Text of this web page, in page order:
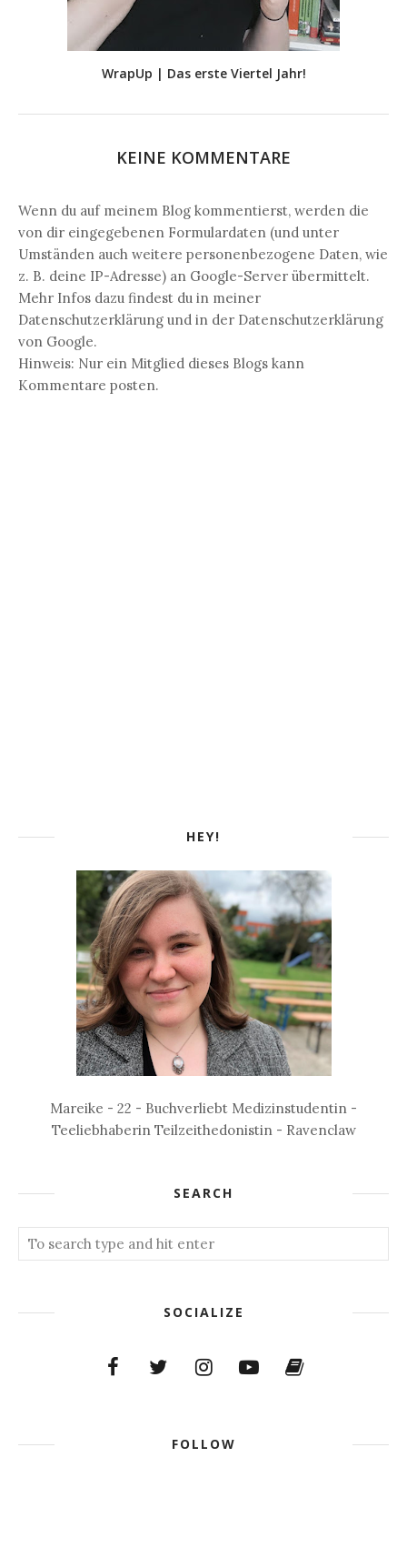
WrapUp | Das erste Viertel Jahr!
KEINE KOMMENTARE
Wenn du auf meinem Blog kommentierst, werden die
von dir eingegebenen Formulardaten (und unter
Umständen auch weitere personenbezogene Daten, wie
z. B. deine IP-Adresse) an Google-Server übermittelt.
Mehr Infos dazu findest du in meiner
Datenschutzerklärung und in der Datenschutzerklärung
von Google.
Hinweis: Nur ein Mitglied dieses Blogs kann
Kommentare posten.
HEY!
Mareike - 22 - Buchverliebt Medizinstudentin -
Teeliebhaberin Teilzeithedonistin - Ravenclaw
SEARCH
SOCIALIZE
FOLLOW